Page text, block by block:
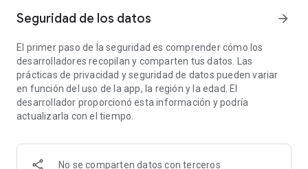
- Acceder a los resultados de tus exámenes en línea tan
- Realizar seguimiento de tu historial de citas, consultas y
exámenes
- Compartir exámenes e informes con tus médicos de
confianza
- Recibir notificaciones y recordatorios de salud
- Actualizar tu información de registro cuando sea necesario
Todo diseñado para que tu proceso de atención sea más
sencillo, organizado y confiable.
Seguridad de los datos arrow_forward
El primer paso de la seguridad es comprender cómo los
desarrolladores recopilan y comparten tus datos. Las
prácticas de privacidad y seguridad de datos pueden variar
en función del uso de la app, la región y la edad. El
desarrollador proporcionó esta información y podría
actualizarla con el tiempo.
No se comparten datos con terceros